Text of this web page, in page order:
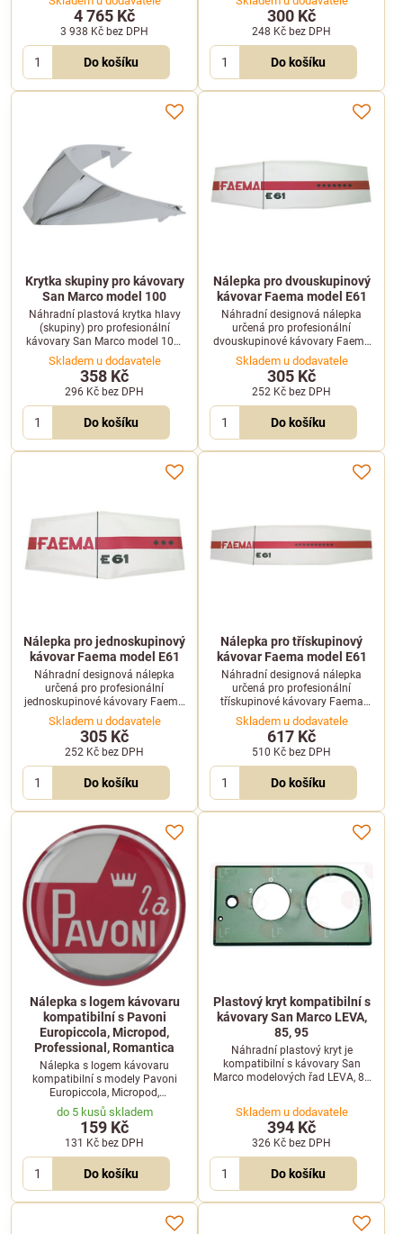
ústrojí a obnovu vzhledu zařízení.
4 765 Kč
3 938 Kč bez DPH
Do košíku
designu.
300 Kč
248 Kč bez DPH
Do košíku
Krytka skupiny pro kávovary
San Marco model 100
Náhradní plastová krytka hlavy
(skupiny) pro profesionální
kávovary San Marco model 100.
Chrání komponenty skupiny a
zajišťuje čistý vzhled stroje.
Skladem u dodavatele
358 Kč
296 Kč bez DPH
Do košíku
Nálepka pro dvouskupinový
kávovar Faema model E61
Náhradní designová nálepka
určená pro profesionální
dvouskupinové kávovary Faema
model E61. Ideální pro estetickou
renovaci vašeho kávovaru.
Skladem u dodavatele
305 Kč
252 Kč bez DPH
Do košíku
Nálepka pro jednoskupinový
kávovar Faema model E61
Náhradní designová nálepka
určená pro profesionální
jednoskupinové kávovary Faema
model E61. Ideální pro obnovu
vzhledu vašeho kávovaru.
Skladem u dodavatele
305 Kč
252 Kč bez DPH
Do košíku
Nálepka pro třískupinový
kávovar Faema model E61
Náhradní designová nálepka
určená pro profesionální
třískupinové kávovary Faema
model E61. Skvělá volba pro
obnovení původního vzhledu
stroje.
Skladem u dodavatele
617 Kč
510 Kč bez DPH
Do košíku
Nálepka s logem kávovaru
kompatibilní s Pavoni
Europiccola, Micropod,
Professional, Romantica
Nálepka s logem kávovaru
kompatibilní s modely Pavoni
Europiccola, Micropod,
Professional a Romantica. Ideální
pro rychlé obnovení originálního
vzhledu přístroje.
do 5 kusů skladem
159 Kč
131 Kč bez DPH
Do košíku
Plastový kryt kompatibilní s
kávovary San Marco LEVA,
85, 95
Náhradní plastový kryt je
kompatibilní s kávovary San
Marco modelových řad LEVA, 85
Skladem u dodavatele
394 Kč
326 Kč bez DPH
Do košíku